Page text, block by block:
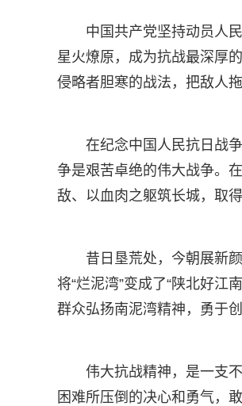
中国共产党坚持动员人
星火燎原，成为抗战最深厚
侵略者胆寒的战法，把敌人
在纪念中国人民抗日战
争是艰苦卓绝的伟大战争。
敌、以血肉之躯筑长城，取
昔日垦荒处，今朝展新
将“烂泥湾”变成了“陕北好江
群众弘扬南泥湾精神，勇于
伟大抗战精神，是一支
困难所压倒的决心和勇气，